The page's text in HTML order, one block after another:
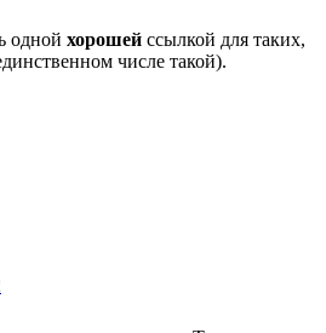
одной хорошей ссылкой для таких,
числе такой).